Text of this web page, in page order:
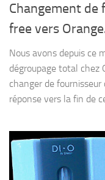
Changement de
free vers
Nous avons depuis ce
dégroupage total chez
changer de
réponse vers la fin de